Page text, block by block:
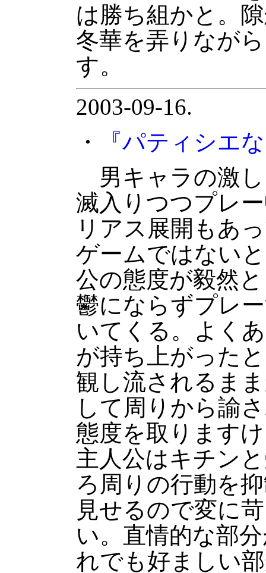
は勝ち組かと。
冬華を弄りなが
す。
2003-09-16.
・
『パティシエ
男キャラの激
滅入りつつプレ
リアス展開もあ
ゲームではない
公の態度が毅然
鬱にならずプレ
いてくる。よく
が持ち上がった
観し流されるま
して周りから諭
態度を取ります
主人公はキチン
ろ周りの行動を
見せるので変に
い。直情的な部
れでも好ましい